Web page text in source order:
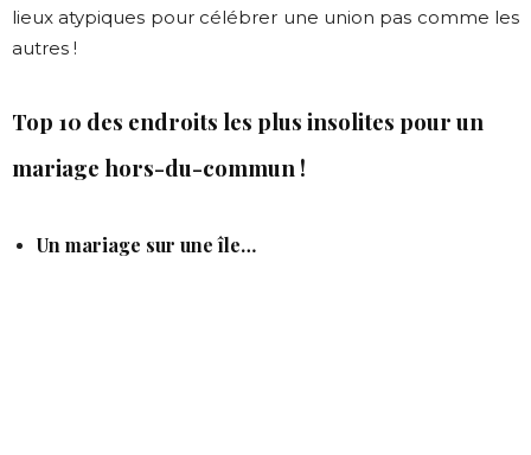
lieux atypiques pour célébrer une union pas comme les
autres !
Top 10 des endroits les plus insolites pour un
mariage hors-du-commun !
Un mariage sur une île…